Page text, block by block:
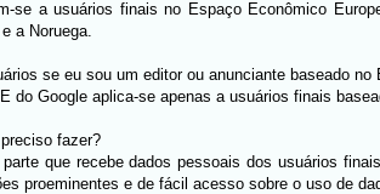
se a usuários finais no Espaço Econômico
a Noruega.
se eu sou um editor ou anunciante baseado no
do Google aplica-se apenas a usuários finais
fazer?
que recebe dados pessoais dos usuários
proeminentes e de fácil acesso sobre o uso de